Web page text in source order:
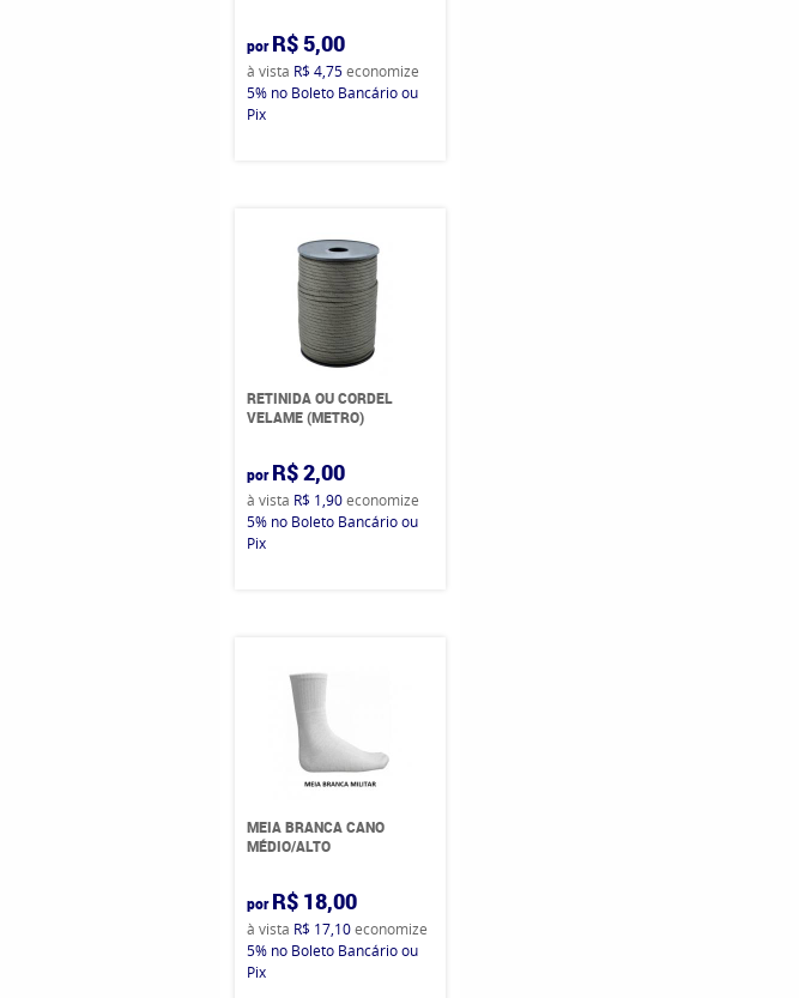
por R$ 5,00
à vista R$ 4,75economize
5% no Boleto Bancário ou
Pix
RETINIDA OU CORDEL
VELAME (METRO)
por R$ 2,00
à vista R$ 1,90economize
5% no Boleto Bancário ou
Pix
MEIA BRANCA CANO
MÉDIO/ALTO
por R$ 18,00
à vista R$ 17,10economize
5% no Boleto Bancário ou
Pix